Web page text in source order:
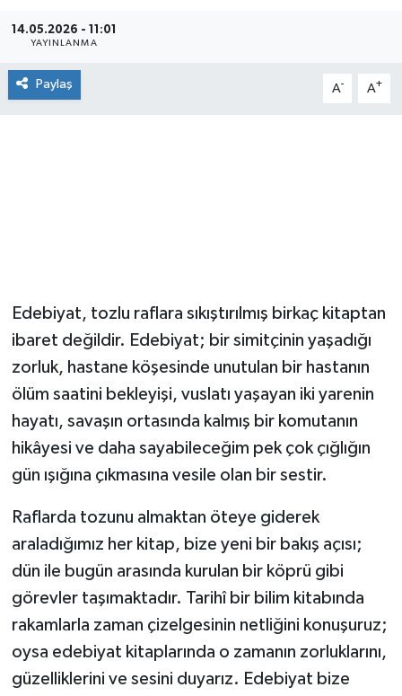
14.05.2026 - 11:01
YAYINLANMA
Paylaş A- A+
Edebiyat, tozlu raflara sıkıştırılmış birkaç kitaptan
ibaret değildir. Edebiyat; bir simitçinin yaşadığı
zorluk, hastane köşesinde unutulan bir hastanın
ölüm saatini bekleyişi, vuslatı yaşayan iki yarenin
hayatı, savaşın ortasında kalmış bir komutanın
hikâyesi ve daha sayabileceğim pek çok çığlığın
gün ışığına çıkmasına vesile olan bir sestir.
Raflarda tozunu almaktan öteye giderek
araladığımız her kitap, bize yeni bir bakış açısı;
dün ile bugün arasında kurulan bir köprü gibi
görevler taşımaktadır. Tarihî bir bilim kitabında
rakamlarla zaman çizelgesinin netliğini konuşuruz;
oysa edebiyat kitaplarında o zamanın zorluklarını,
güzelliklerini ve sesini duyarız. Edebiyat bize